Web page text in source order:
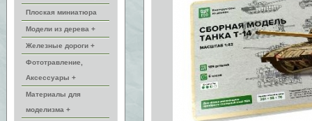
Плоская миниатюра
Модели из дерева +
Железные дороги +
Фототравление,
Аксессуары +
Материалы для
моделизма +